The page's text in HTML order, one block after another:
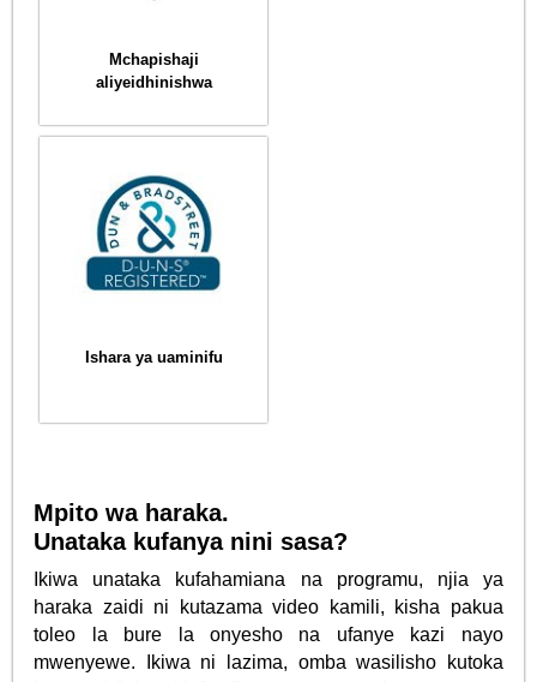
Mchapishaji
aliyeidhinishwa
Ishara ya uaminifu
Mpito wa haraka.
Unataka kufanya nini sasa?
Ikiwa unataka kufahamiana na programu, njia ya
haraka zaidi ni kutazama video kamili, kisha pakua
toleo la bure la onyesho na ufanye kazi nayo
mwenyewe. Ikiwa ni lazima, omba wasilisho kutoka